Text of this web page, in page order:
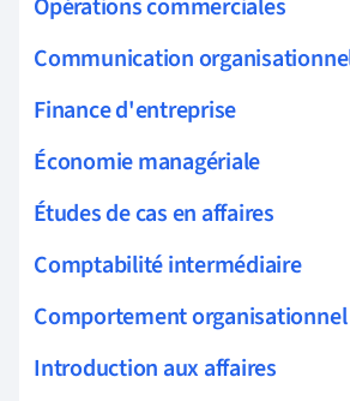
Communication
Finance d'entreprise
Économie managériale
Études de cas en affaires
Comptabilité intermédiaire
Comportement organisationnel
Introduction aux affaires